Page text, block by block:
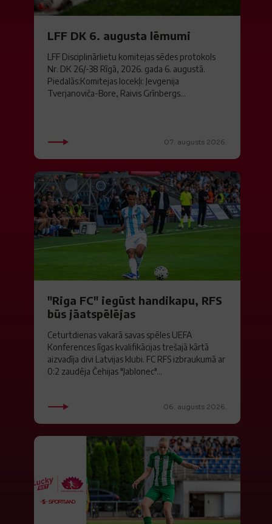
LFF DK 6. augusta lēmumi
LFF Disciplinārlietu komitejas sēdes protokols
Nr. DK 26/-38 Rīgā, 2026. gada 6. augustā.
Piedalās:Komitejas locekļi: Jevgenija
Tverjanoviča-Bore, Raivis Grīnbergs...
07. augusts 2026.
"Riga FC" iegūst handikapu, RFS
būs jāatspēlējas
Ceturtdienas vakarā savas spēles UEFA
Konferences līgas kvalifikācijas trešajā kārtā
aizvadīja divi Latvijas klubi. FC RFS izbraukumā ar
0:2 zaudēja Čehijas "Jablonec"...
06. augusts 2026.